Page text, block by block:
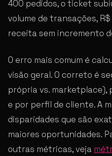
400 pedidos, o ticket
volume de transações,
receita sem incremento
O erro mais comum é
visão geral. O correto é
própria vs.
e por perfil de cliente. A
disparidades que são
maiores oportunidades.
outras métricas, veja